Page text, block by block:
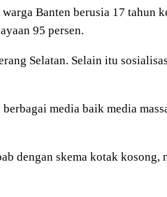
Banten berusia 17 tahun
95 persen.
Selatan. Selain itu
media baik media
dengan skema kotak